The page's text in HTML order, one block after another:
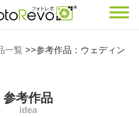
一覧 >>参考作品：ウェディン
参考作品
idea